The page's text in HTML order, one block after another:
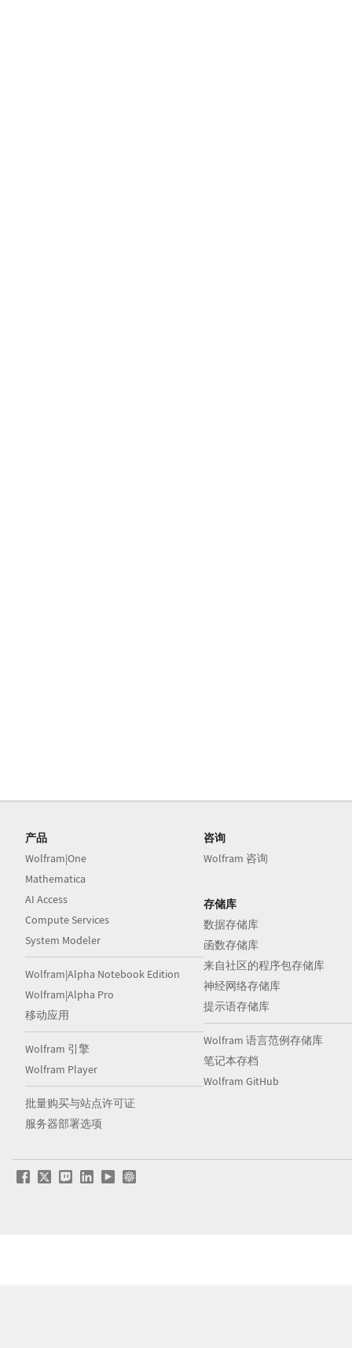
产品
Wolfram|One
Mathematica
AI Access
Compute Services
System Modeler
Wolfram|Alpha Notebook Edition
Wolfram|Alpha Pro
移动应用
Wolfram 引擎
Wolfram Player
批量购买与站点许可证
服务器部署选项
咨询
Wolfram 咨询
存储库
数据存储库
函数存储库
来自社区的程序包存储库
神经网络存储库
提示语存储库
Wolfram 语言范例存储库
笔记本存档
Wolfram GitHub